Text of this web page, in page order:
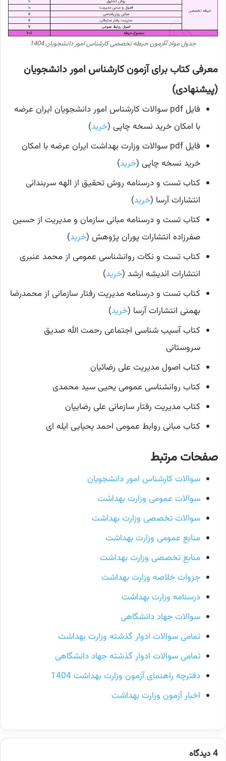
جدول مواد آۀزمون حیطه تخصصی کارشناس امور دانشجویان 1404
معرفی کتاب برای آزمون کارشناس امور دانشجویان
(پیشنهادی)
فایل pdf سوالات کارشناس امور دانشجویان ایران عرضه
با امکان خرید نسخه چاپی (خرید)
فایل pdf سوالات وزارت بهداشت ایران عرضه با امکان
خرید نسخه چاپی (خرید)
کتاب تست و درسنامه روش تحقیق از الهه سربندانی
انتشارات آرسا (خرید)
کتاب تست و درسنامه مبانی سازمان و مدیریت از حسین
صفرزاده انتشارات پوران پژوهش (خرید)
کتاب تست و نکات روانشناسی عمومی از محمد عنبری
انتشارات اندیشه ارشد (خرید)
کتاب تست و درسنامه مدیریت رفتار سازمانی از محمدرضا
بهمنی انتشارات آرسا (خرید)
کتاب آسیب ‌شناسی اجتماعی رحمت ‌الله صدیق
سروستانی
کتاب اصول مدیریت علی رضائیان
کتاب روانشناسی عمومی یحیی سید محمدی
کتاب مدیریت رفتار سازمانی علی رضاییان
کتاب مبانی روابط عمومی احمد یحیایی ایله ای
صفحات مرتبط
سوالات کارشناس امور دانشجویان
سوالات عمومی وزارت بهداشت
سوالات تخصصی وزارت بهداشت
منابع عمومی وزارت بهداشت
منابع تخصصی وزارت بهداشت
جزوات خلاصه وزارت بهداشت
درسنامه وزارت بهداشت
سوالات جهاد دانشگاهی
تمامی سوالات ادوار گذشته وزارت بهداشت
تمامی سوالات ادوار گذشته جهاد دانشگاهی
دفترچه راهنمای آزمون وزارت بهداشت 1404
اخبار آزمون وزارت بهداشت
4 دیدگاه